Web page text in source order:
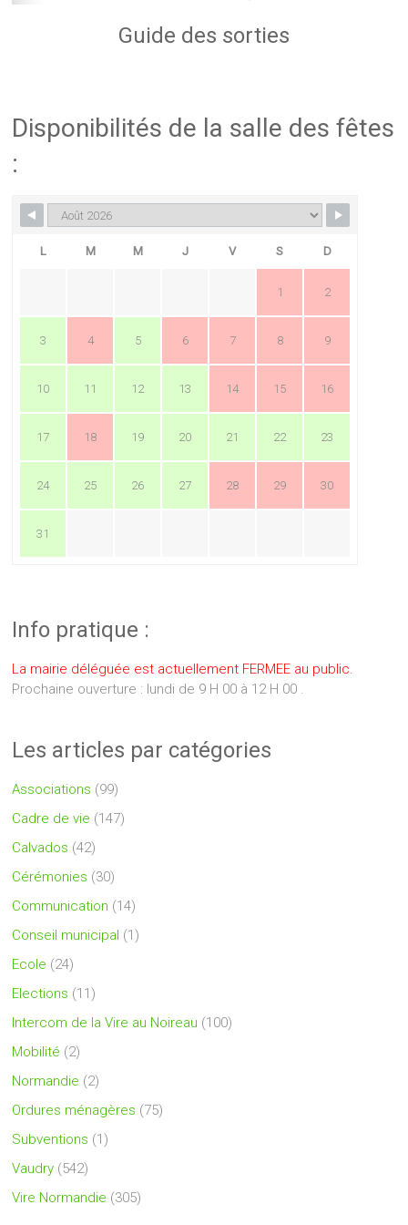
Guide des sorties
Disponibilités de la salle des fêtes
:
L M M J V S D
1 2
3 4 5 6 7 8 9
10 11 12 13 14 15 16
17 18 19 20 21 22 23
24 25 26 27 28 29 30
31
Info pratique :
La mairie déléguée est actuellement FERMEE au public.
Prochaine ouverture : lundi de 9 H 00 à 12 H 00 .
Les articles par catégories
Associations (99)
Cadre de vie (147)
Calvados (42)
Cérémonies (30)
Communication (14)
Conseil municipal (1)
Ecole (24)
Elections (11)
Intercom de la Vire au Noireau (100)
Mobilité (2)
Normandie (2)
Ordures ménagères (75)
Subventions (1)
Vaudry (542)
Vire Normandie (305)